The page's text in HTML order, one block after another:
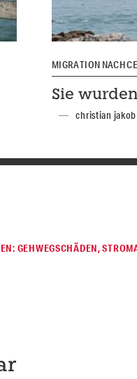
MIGRATION NACH
Sie
christian jakob
GEHWEGSCHÄDEN,